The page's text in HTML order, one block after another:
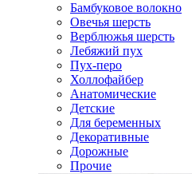
Бамбуковое волокно
Овечья шерсть
Верблюжья шерсть
Лебяжий пух
Пух-перо
Холлофайбер
Анатомические
Детские
Для беременных
Декоративные
Дорожные
Прочие